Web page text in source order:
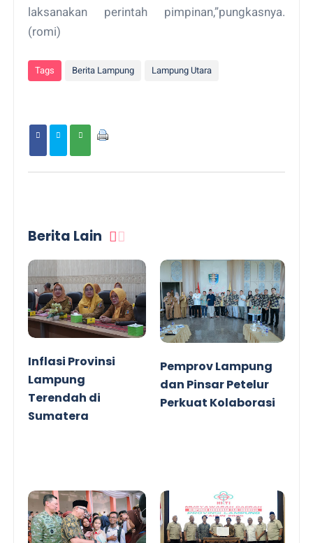
laksanakan perintah pimpinan,”pungkasnya.
(romi)
Tags Berita Lampung Lampung Utara
Berita Lain
Inflasi Provinsi
Lampung
Terendah di
Sumatera
Pemprov Lampung
dan Pinsar Petelur
Perkuat Kolaborasi